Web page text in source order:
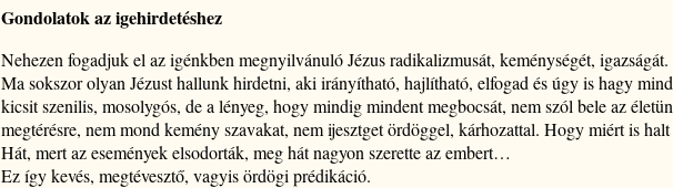
Gondolatok az igehirdetéshez
Nehezen fogadjuk el az igénkben megnyilvánuló Jézus radikalizmusát, keménységét, igazságát.
Ma sokszor olyan Jézust hallunk hirdetni, aki irányítható, hajlítható, elfogad és úgy is hagy
kicsit szenilis, mosolygós, de a lényeg, hogy mindig mindent megbocsát, nem szól bele az
megtérésre, nem mond kemény szavakat, nem ijesztget ördöggel, kárhozattal. Hogy miért is halt
Hát, mert az események elsodorták, meg hát nagyon szerette az embert…
Ez így kevés, megtévesztő, vagyis ördögi prédikáció.